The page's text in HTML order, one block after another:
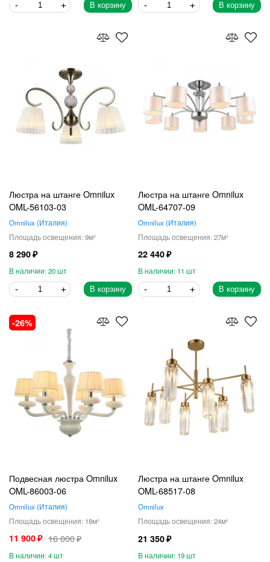
В корзину В корзину
Люстра на штанге Omnilux
OML-56103-03
Omnilux Италия
9
8 290
20
В корзину
Люстра на штанге Omnilux
OML-64707-09
Omnilux Италия
27
22 440
11
В корзину
Подвесная люстра Omnilux
OML-86003-06
Omnilux Италия
18
11 900 16 000
4
26
Люстра на штанге Omnilux
OML-68517-08
Omnilux
24
21 350
19